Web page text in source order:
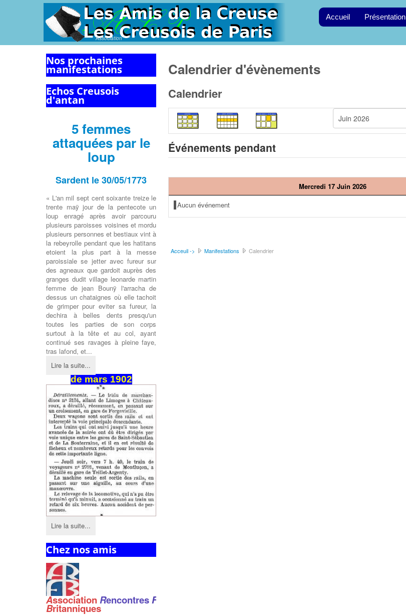
Association
Accueil Présentation
Nos prochaines
manifestations
Echos Creusois
d'antan
5 femmes
attaquées par le
loup
Sardent le 30/05/1773
« L'an mil sept cent soixante treize le
trente maÿ jour de la pentecote un
loup enragé après avoir parcouru
plusieurs paroisses voisines et mordu
plusieurs personnes et bestiaux vint à
la rebeyrolle pendant que les hatitans
etoient la plus part à la messe
paroissiale se jetter avec fureur sur
des agneaux que gardoit auprès des
granges dudit village leonarde martin
femme de jean Bounÿ l'arracha de
dessus un chataignes où elle tachoit
de grimper pour eviter sa fureur, la
dechira à belles dents presqu'un
toutes les parties de son corps
surtout à la tête et au col, ayant
continué ses ravages à pleine faye,
tras lafond, et...
Lire la suite...
de mars 1902
Lire la suite...
Chez nos amis
AssociationRencontresF
Britanniques
Calendrier d'évènements
Calendrier
Événements pendant
Mercredi 17 Juin 2026
Aucun événement
Acceuil -> Manifestations Calendrier